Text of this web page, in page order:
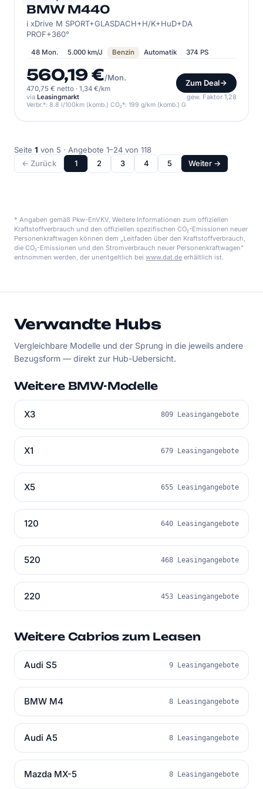
BMW M440
i xDrive M SPORT+GLASDACH+H/K+HuD+DA
PROF+360°
48 Mon. 5.000 km/J Benzin Automatik 374 PS
560,19 €/Mon.
470,75 € netto · 1,34 €/km
Zum Deal
via Leasingmarkt gew. Faktor 1,28
Verbr.*: 8.8 l/100km (komb.) CO₂*: 199 g/km (komb.) G
Seite 1 von 5 · Angebote 1–24 von 118
← Zurück
1 2 3 4 5 Weiter →
* Angaben gemäß Pkw-EnVKV. Weitere Informationen zum offiziellen
Kraftstoffverbrauch und den offiziellen spezifischen CO₂-Emissionen neuer
Personenkraftwagen können dem „Leitfaden über den Kraftstoffverbrauch,
die CO₂-Emissionen und den Stromverbrauch neuer Personenkraftwagen"
entnommen werden, der unentgeltlich bei www.dat.de erhältlich ist.
Verwandte Hubs
Vergleichbare Modelle und der Sprung in die jeweils andere
Bezugsform — direkt zur Hub-Uebersicht.
Weitere BMW-Modelle
X3 809 Leasingangebote
X1 679 Leasingangebote
X5 655 Leasingangebote
120 640 Leasingangebote
520 468 Leasingangebote
220 453 Leasingangebote
Weitere Cabrios zum Leasen
Audi S5 9 Leasingangebote
BMW M4 8 Leasingangebote
Audi A5 8 Leasingangebote
Mazda MX-5 8 Leasingangebote